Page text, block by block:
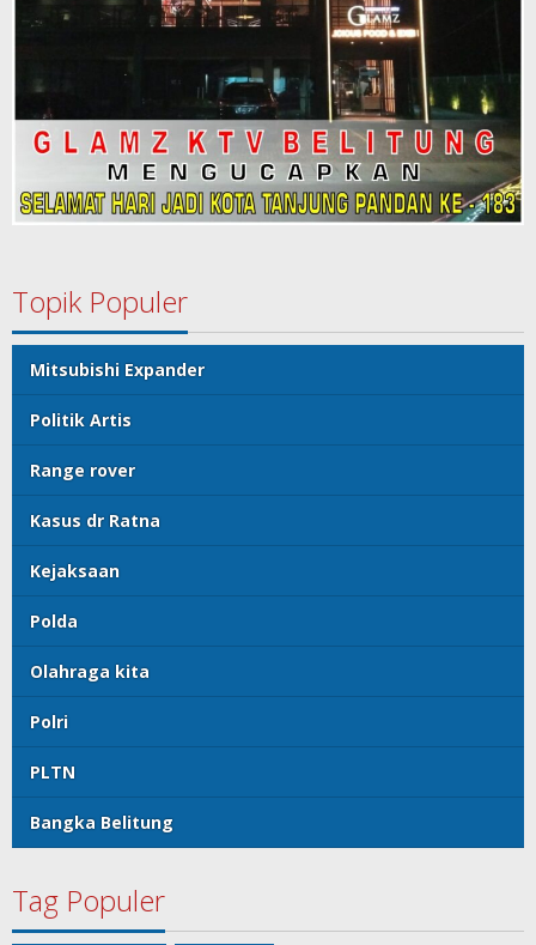
Topik Populer
Mitsubishi Expander
Politik Artis
Range rover
Kasus dr Ratna
Kejaksaan
Polda
Olahraga kita
Polri
PLTN
Bangka Belitung
Tag Populer